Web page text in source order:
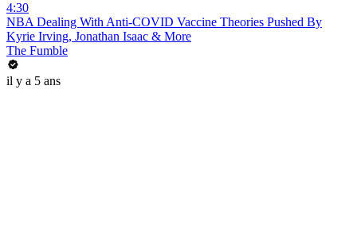
4:30
NBA Dealing With Anti-COVID Vaccine Theories Pushed By
Kyrie Irving, Jonathan Isaac & More
The Fumble
il y a 5 ans